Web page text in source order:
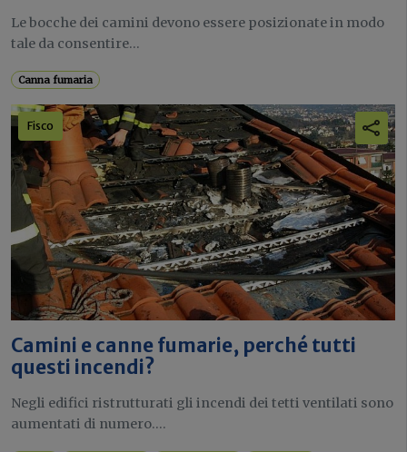
Le bocche dei camini devono essere posizionate in modo
tale da consentire...
Canna fumaria
Fisco
Camini e canne fumarie, perché tutti
questi incendi?
Negli edifici ristrutturati gli incendi dei tetti ventilati sono
aumentati di numero....